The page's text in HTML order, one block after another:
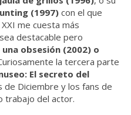
(1997) con el que
me cuesta más
destacable pero
obsesión (2002) o
la tercera parte
El secreto del
de Diciembre y los fans de
trabajo del actor.